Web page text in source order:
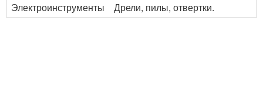
Электроинструменты
Дрели, пилы, отвертки.